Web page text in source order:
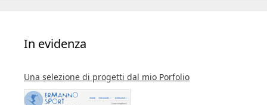
In evidenza
Una selezione di progetti dal mio Porfolio